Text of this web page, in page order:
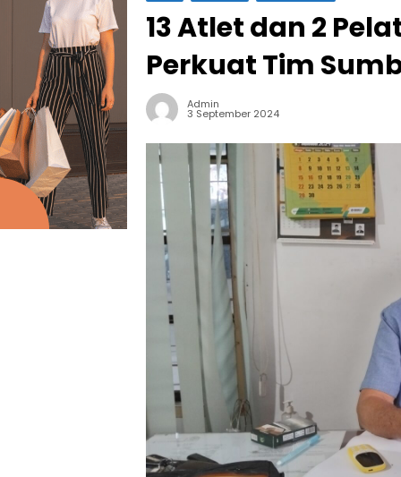
13 Atlet dan 2
Perkuat Tim
Admin
3 September 2024